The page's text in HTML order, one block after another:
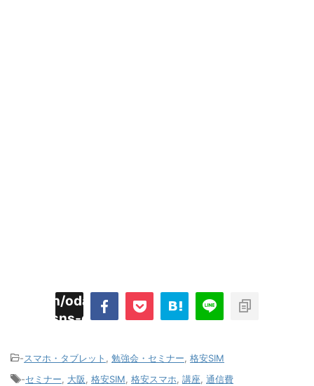
odaiji.com/public_html/blog/wp-
sns-count-cache/sns-count-
-スマホ・タブレット , 勉強会・セミナー, 格安SIM
-セミナー, 大阪, 格安SIM, 格安スマホ, 講座, 通信費